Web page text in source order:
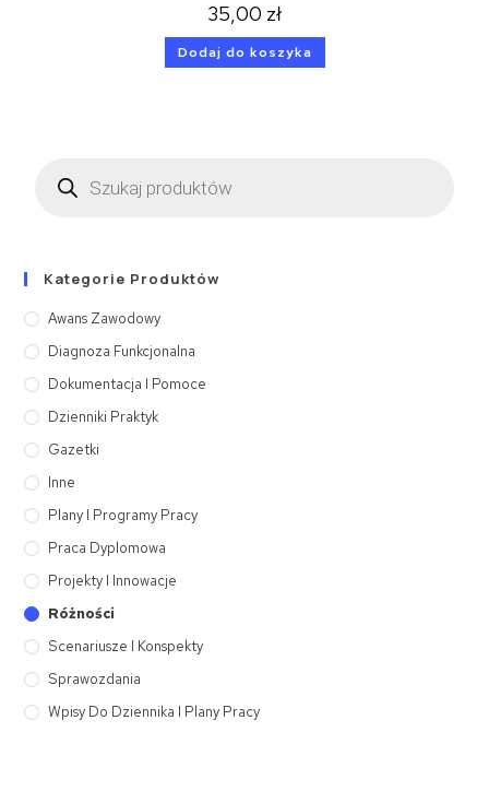
35,00 zł
Dodaj do koszyka
Kategorie Produktów
Awans Zawodowy
Diagnoza Funkcjonalna
Dokumentacja I Pomoce
Dzienniki Praktyk
Gazetki
Inne
Plany I Programy Pracy
Praca Dyplomowa
Projekty I Innowacje
Różności
Scenariusze I Konspekty
Sprawozdania
Wpisy Do Dziennika I Plany Pracy